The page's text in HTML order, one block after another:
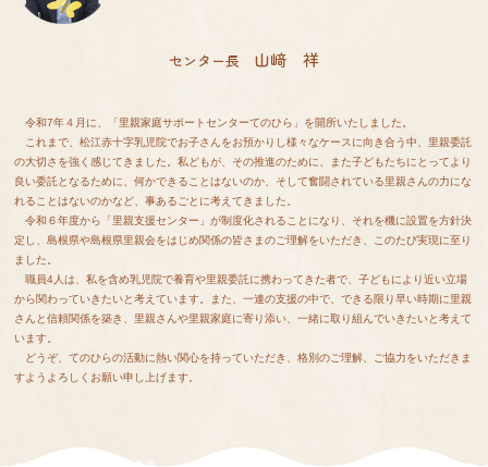
センター長 山﨑 祥
令和7年４月に、「里親家庭サポートセンターてのひら」を開所いたしました。
これまで、松江赤十字乳児院でお子さんをお預かりし様々なケースに向き合う中、里親委託
の大切さを強く感じてきました。私どもが、その推進のために、また子どもたちにとってより
良い委託となるために、何かできることはないのか、そして奮闘されている里親さんの力にな
れることはないのかなど、事あるごとに考えてきました。
令和６年度から「里親支援センター」が制度化されることになり、それを機に設置を方針決
定し、島根県や島根県里親会をはじめ関係の皆さまのご理解をいただき、このたび実現に至り
ました。
職員4人は、私を含め乳児院で養育や里親委託に携わってきた者で、子どもにより近い立場
から関わっていきたいと考えています。また、一連の支援の中で、できる限り早い時期に里親
さんと信頼関係を築き、里親さんや里親家庭に寄り添い、一緒に取り組んでいきたいと考えて
います。
どうぞ、てのひらの活動に熱い関心を持っていただき、格別のご理解、ご協力をいただきま
すようよろしくお願い申し上げます。